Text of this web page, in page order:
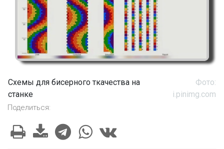
Схемы для бисерного ткачества на
станке
Фото:
i.pinimg.com
Поделиться: